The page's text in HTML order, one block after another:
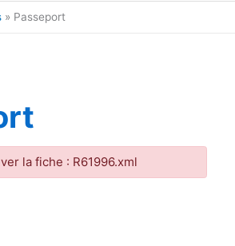
principal
Passeport
la fiche : R61996.xml